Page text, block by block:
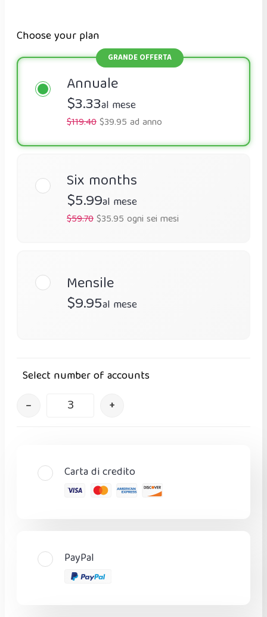
Choose your plan
Annuale
$3.33al mese
$119.40$39.95 ad anno
Six months
$5.99al mese
$59.70$35.95 ogni sei mesi
Mensile
$9.95al mese
Select number of accounts
– +
Carta di credito
PayPal